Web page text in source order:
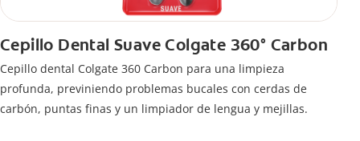
Cepillo Dental Suave Colgate 360° Carbon
Cepillo dental Colgate 360 ​​Carbon para una limpieza
profunda, previniendo problemas bucales con cerdas de
carbón, puntas finas y un limpiador de lengua y mejillas.